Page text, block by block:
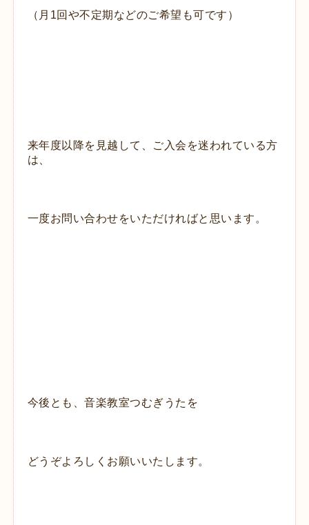
（月1回や不定期などのご希望も可です）
来年度以降を見越して、ご入会を迷われている方
は、
一度お問い合わせをいただければと思います。
今後とも、音楽教室つむぎうたを
どうぞよろしくお願いいたします。